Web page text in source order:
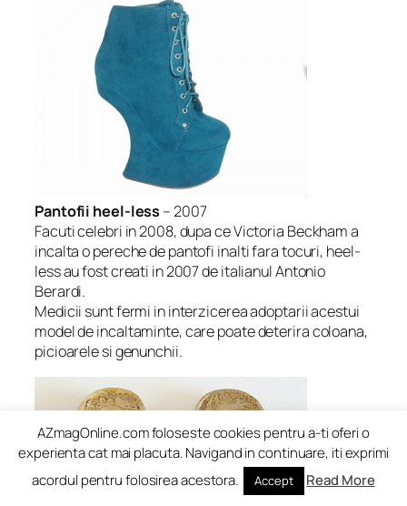
Pantofii heel-less – 2007
Facuti celebri in 2008, dupa ce Victoria Beckham a
incalta o pereche de pantofi inalti fara tocuri, heel-
less au fost creati in 2007 de italianul Antonio
Berardi.
Medicii sunt fermi in interzicerea adoptarii acestui
model de incaltaminte, care poate deterira coloana,
picioarele si genunchii.
AZmagOnline.com foloseste cookies pentru a-ti oferi o
experienta cat mai placuta. Navigand in continuare, iti exprimi
acordul pentru folosirea acestora.
Accept Read More